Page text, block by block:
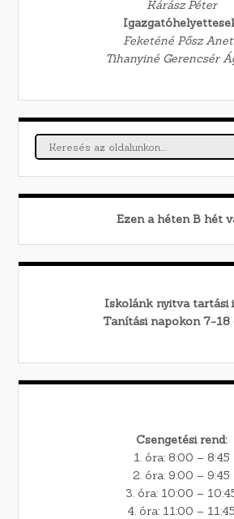
Kárász Péter
Feketéné Pősz
Tihanyiné Gerencsér
Ezen a héten B hét
Iskolánk nyitva tartási
Tanítási napokon 7-18
Csengetési rend:
1. óra: 8:00 – 8:45
2. óra: 9:00 – 9:45
3. óra: 10:00 –
4. óra: 11:00 – 11:45